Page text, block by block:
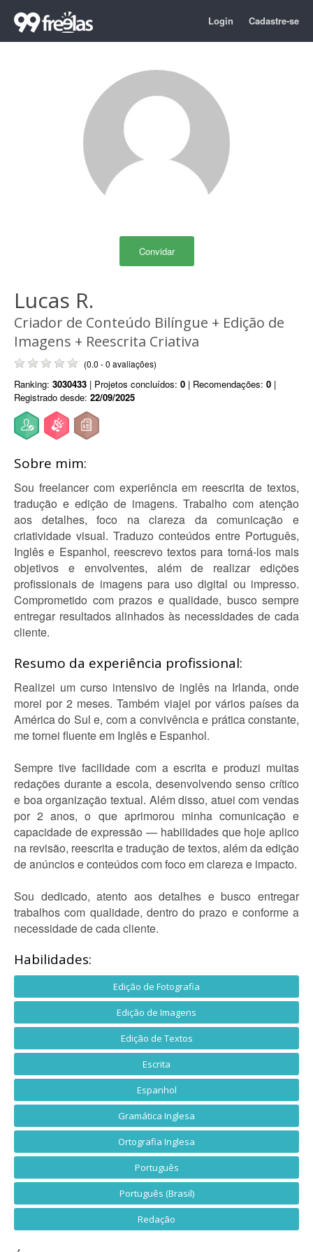
Login Cadastre-se
Convidar
Lucas R.
Criador de Conteúdo Bilíngue + Edição de
Imagens + Reescrita Criativa
(0.0 - 0 avaliações)
Ranking: 3030433 | Projetos concluídos: 0 | Recomendações: 0 |
Registrado desde: 22/09/2025
Sobre mim:
Sou freelancer com experiência em reescrita de textos,
tradução e edição de imagens. Trabalho com atenção
aos detalhes, foco na clareza da comunicação e
criatividade visual. Traduzo conteúdos entre Português,
Inglês e Espanhol, reescrevo textos para torná-los mais
objetivos e envolventes, além de realizar edições
profissionais de imagens para uso digital ou impresso.
Comprometido com prazos e qualidade, busco sempre
entregar resultados alinhados às necessidades de cada
cliente.
Resumo da experiência profissional:
Realizei um curso intensivo de inglês na Irlanda, onde
morei por 2 meses. Também viajei por vários países da
América do Sul e, com a convivência e prática constante,
me tornei fluente em Inglês e Espanhol.
Sempre tive facilidade com a escrita e produzi muitas
redações durante a escola, desenvolvendo senso crítico
e boa organização textual. Além disso, atuei com vendas
por 2 anos, o que aprimorou minha comunicação e
capacidade de expressão — habilidades que hoje aplico
na revisão, reescrita e tradução de textos, além da edição
de anúncios e conteúdos com foco em clareza e impacto.
Sou dedicado, atento aos detalhes e busco entregar
trabalhos com qualidade, dentro do prazo e conforme a
necessidade de cada cliente.
Habilidades:
Edição de Fotografia
Edição de Imagens
Edição de Textos
Escrita
Espanhol
Gramática Inglesa
Ortografia Inglesa
Português
Português (Brasil)
Redação